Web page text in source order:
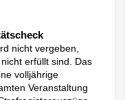
nicht vergeben,
nicht erfüllt sind. Das
volljährige
Veranstaltung